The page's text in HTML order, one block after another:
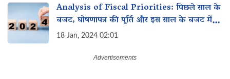
Analysis of Fiscal Priorities: पिछले साल के
बजट, घोषणापत्र की पूर्ति और इस साल के बजट में
महिलाओं के लिए विशेष इच्छा
18 Jan, 2024 02:01